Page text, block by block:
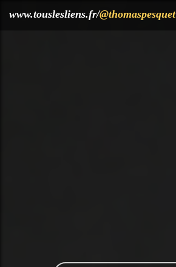
www.touslesliens.fr/@thomaspesquet